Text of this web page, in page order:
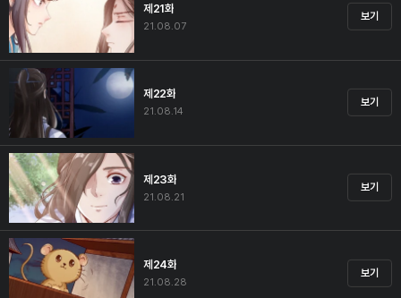
제21화
21.08.07
보기
제22화
21.08.14
보기
제23화
21.08.21
보기
제24화
21.08.28
보기